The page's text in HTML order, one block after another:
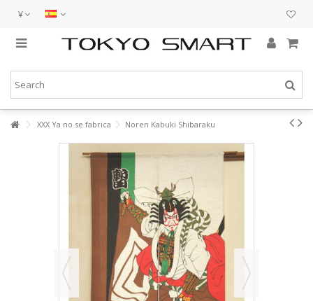
¥
XXX Ya no se fabrica Noren Kabuki Shibaraku